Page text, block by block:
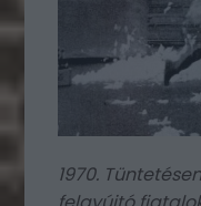
1970.